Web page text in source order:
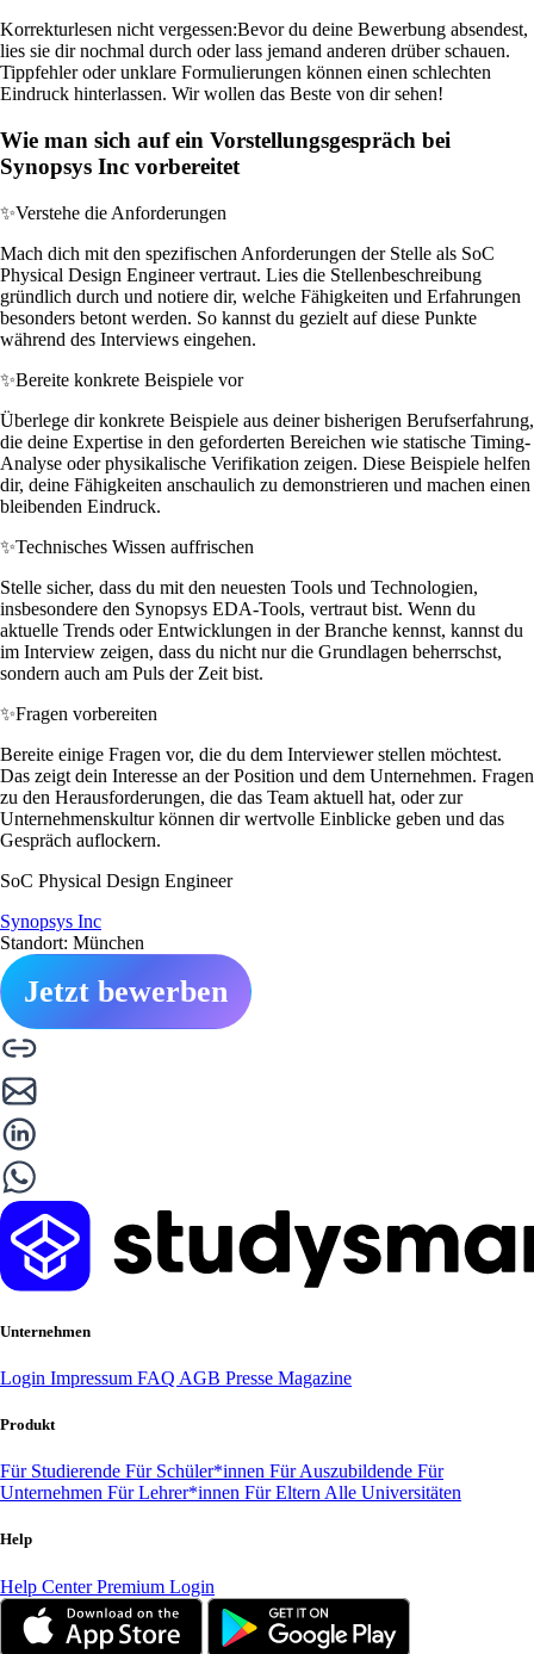
Korrekturlesen nicht vergessen:Bevor du deine Bewerbung absendest,
lies sie dir nochmal durch oder lass jemand anderen drüber schauen.
Tippfehler oder unklare Formulierungen können einen schlechten
Eindruck hinterlassen. Wir wollen das Beste von dir sehen!
Wie man sich auf ein Vorstellungsgespräch bei
Synopsys Inc vorbereitet
✨Verstehe die Anforderungen
Mach dich mit den spezifischen Anforderungen der Stelle als SoC
Physical Design Engineer vertraut. Lies die Stellenbeschreibung
gründlich durch und notiere dir, welche Fähigkeiten und Erfahrungen
besonders betont werden. So kannst du gezielt auf diese Punkte
während des Interviews eingehen.
✨Bereite konkrete Beispiele vor
Überlege dir konkrete Beispiele aus deiner bisherigen Berufserfahrung,
die deine Expertise in den geforderten Bereichen wie statische Timing-
Analyse oder physikalische Verifikation zeigen. Diese Beispiele helfen
dir, deine Fähigkeiten anschaulich zu demonstrieren und machen einen
bleibenden Eindruck.
✨Technisches Wissen auffrischen
Stelle sicher, dass du mit den neuesten Tools und Technologien,
insbesondere den Synopsys EDA-Tools, vertraut bist. Wenn du
aktuelle Trends oder Entwicklungen in der Branche kennst, kannst du
im Interview zeigen, dass du nicht nur die Grundlagen beherrschst,
sondern auch am Puls der Zeit bist.
✨Fragen vorbereiten
Bereite einige Fragen vor, die du dem Interviewer stellen möchtest.
Das zeigt dein Interesse an der Position und dem Unternehmen. Fragen
zu den Herausforderungen, die das Team aktuell hat, oder zur
Unternehmenskultur können dir wertvolle Einblicke geben und das
Gespräch auflockern.
SoC Physical Design Engineer
Synopsys Inc
Standort: München
Jetzt bewerben
Unternehmen
Login Impressum FAQ AGB Presse Magazine
Produkt
Für Studierende Für Schüler*innen Für Auszubildende Für
Unternehmen Für Lehrer*innen Für Eltern Alle Universitäten
Help
Help CenterPremium Login